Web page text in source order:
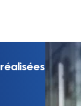
réalisées et